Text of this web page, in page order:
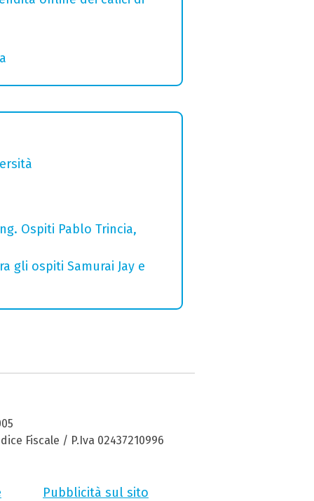
Ospiti Pablo Trincia,
gli ospiti Samurai Jay e
Fiscale / P.Iva 02437210996
Pubblicità sul sito